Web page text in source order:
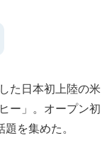
た日本初上陸の米
ー」。オープン初
を集めた。